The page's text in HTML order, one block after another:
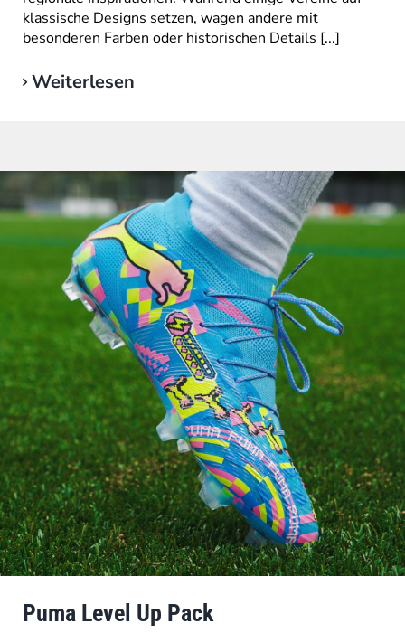
klassische Designs setzen, wagen andere mit
besonderen Farben oder historischen Details [...]
Weiterlesen
Puma Level Up Pack